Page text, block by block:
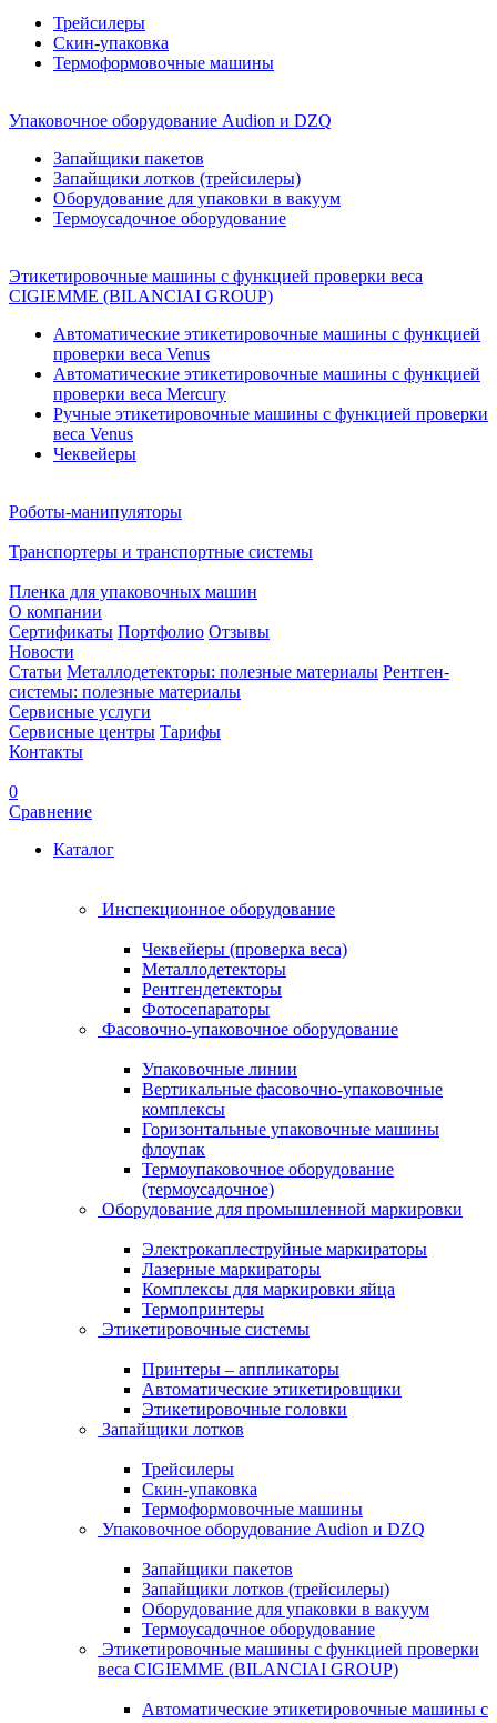
Трейсилеры
Скин-упаковка
Термоформовочные машины
Упаковочное оборудование Audion и DZQ
Запайщики пакетов
Запайщики лотков (трейсилеры)
Оборудование для упаковки в вакуум
Термоусадочное оборудование
Этикетировочные машины с функцией проверки веса
CIGIEMME (BILANCIAI GROUP)
Автоматические этикетировочные машины с функцией
проверки веса Venus
Автоматические этикетировочные машины с функцией
проверки веса Mercury
Ручные этикетировочные машины с функцией проверки
веса Venus
Чеквейеры
Роботы-манипуляторы
Транспортеры и транспортные системы
Пленка для упаковочных машин
О компании
Сертификаты Портфолио Отзывы
Новости
Статьи Металлодетекторы: полезные материалы Рентген-
системы: полезные материалы
Сервисные услуги
Сервисные центры Тарифы
Контакты
0
Сравнение
Каталог
Инспекционное оборудование
Чеквейеры (проверка веса)
Металлодетекторы
Рентгендетекторы
Фотосепараторы
Фасовочно-упаковочное оборудование
Упаковочные линии
Вертикальные фасовочно-упаковочные
комплексы
Горизонтальные упаковочные машины
флоупак
Термоупаковочное оборудование
(термоусадочное)
Оборудование для промышленной маркировки
Электрокаплеструйные маркираторы
Лазерные маркираторы
Комплексы для маркировки яйца
Термопринтеры
Этикетировочные системы
Принтеры – аппликаторы
Автоматические этикетировщики
Этикетировочные головки
Запайщики лотков
Трейсилеры
Скин-упаковка
Термоформовочные машины
Упаковочное оборудование Audion и DZQ
Запайщики пакетов
Запайщики лотков (трейсилеры)
Оборудование для упаковки в вакуум
Термоусадочное оборудование
Этикетировочные машины с функцией проверки
веса CIGIEMME (BILANCIAI GROUP)
Автоматические этикетировочные машины с